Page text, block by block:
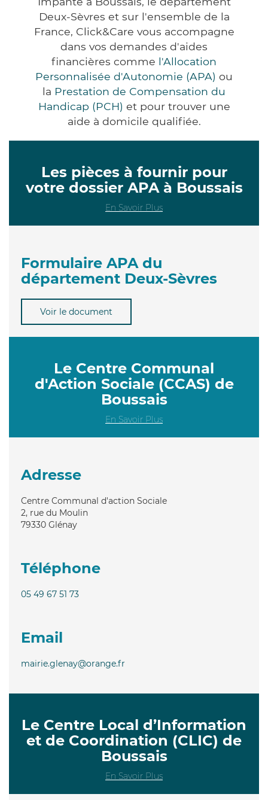
Deux-Sèvres et sur l'ensemble de la
France, Click&Care vous accompagne
dans vos demandes d'aides
financières comme l'Allocation
Personnalisée d'Autonomie (APA) ou
la Prestation de Compensation du
Handicap (PCH) et pour trouver une
aide à domicile qualifiée.
Les pièces à fournir pour
votre dossier APA à Boussais
En Savoir Plus
Formulaire APA du
département Deux-Sèvres
Voir le document
Le Centre Communal
d'Action Sociale (CCAS) de
Boussais
En Savoir Plus
Adresse
Centre Communal d'action Sociale
2, rue du Moulin
79330 Glénay
Téléphone
05 49 67 51 73
Email
mairie.glenay@orange.fr
Le Centre Local d’Information
et de Coordination (CLIC) de
Boussais
En Savoir Plus